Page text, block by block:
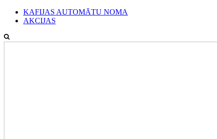
KAFIJAS AUTOMĀTU NOMA
AKCIJAS